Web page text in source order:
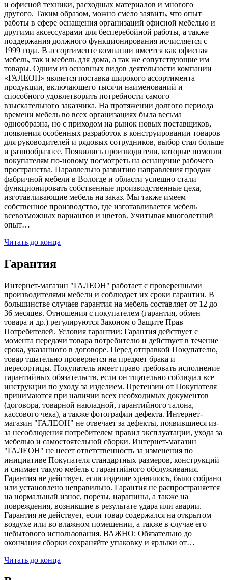
и офисной техники, расходных материалов и многого
другого. Таким образом, можно смело заявить, что опыт
работы в сфере оснащения организаций офисной мебелью и
другими аксессуарами для бесперебойной работы, а также
поддержания должного функционирования исчисляется с
1999 года. В ассортименте компании имеется как офисная
мебель, так и мебель для дома, а так же сопутствующие им
товары. Одним из основных видов деятельности компании
«ГАЛЕОН» является поставка широкого ассортимента
продукции, включающего тысячи наименований и
способного удовлетворить потребности самого
взыскательного заказчика. На протяжении долгого периода
времени мебель во всех организациях была весьма
однообразна, но с приходом на рынок новых поставщиков,
появления особенных разработок в конструировании товаров
для руководителей и рядовых сотрудников, выбор стал больше
и разнообразнее. Появились производители, которые помогли
покупателям по-новому посмотреть на оснащение рабочего
пространства. Параллельно развитию направления продаж
фабричной мебели в Вологде и области успешно стали
функционировать собственные производственные цеха,
изготавливающие мебель на заказ. Мы также имеем
собственное производство, где изготавливается мебель
всевозможных вариантов и цветов. Учитывая многолетний
опыт…
Читать до конца
Гарантия
Интернет-магазин "ГАЛЕОН" работает с проверенными
производителями мебели и соблюдает их сроки гарантии. В
большинстве случаев гарантия на мебель составляет от 12 до
36 месяцев. Отношения с покупателем (гарантия, обмен
товара и др.) регулируются Законом о Защите Прав
Потребителей. Условия гарантии: Гарантия действует с
момента передачи товара потребителю и действует в течение
срока, указанного в договоре. Перед отправкой Покупателю,
товар тщательно проверяется на предмет брака и
пересортицы. Покупатель имеет право требовать исполнение
гарантийных обязательств, если он тщательно соблюдал все
инструкции по уходу за изделием. Претензии от Покупателя
принимаются при наличии всех необходимых документов
(договора, товарной накладной, гарантийного талона,
кассового чека), а также фотографии дефекта. Интернет-
магазин "ГАЛЕОН" не отвечает за дефекты, появившиеся из-
за несоблюдения потребителем правил эксплуатации, ухода за
мебелью и самостоятельной сборки. Интернет-магазин
"ГАЛЕОН" не несет ответственность за изменения по
инициативе Покупателя стандартных размеров, конструкций
и снимает такую мебель с гарантийного обслуживания.
Гарантия не действует, если изделие хранилось, было собрано
или установлено неправильно. Гарантия не распространяется
на нормальный износ, порезы, царапины, а также на
повреждения, возникшие в результате удара или аварии.
Гарантия не действует, если товар содержался на открытом
воздухе или во влажном помещении, а также в случае его
небытового использования. ВАЖНО: Обязательно до
окончания сборки сохраняйте упаковку и ярлыки от…
Читать до конца